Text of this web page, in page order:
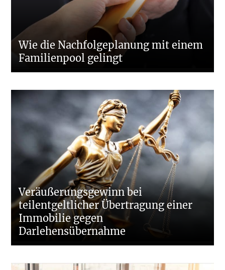
Wie die Nachfolgeplanung mit einem
Familienpool gelingt
Veräußerungsgewinn bei
teilentgeltlicher Übertragung einer
Immobilie gegen
Darlehensübernahme